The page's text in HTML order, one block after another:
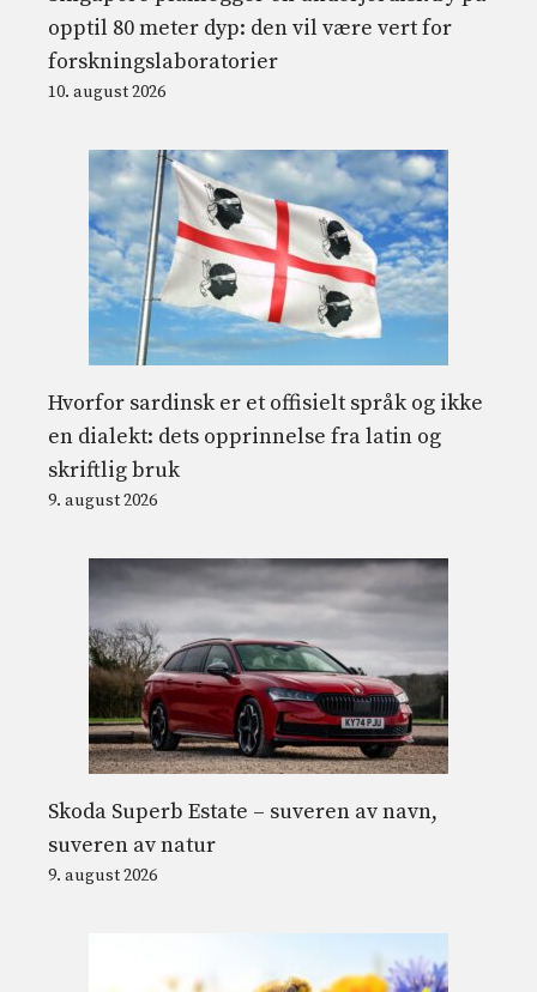
opptil 80 meter dyp: den vil være vert for
forskningslaboratorier
10. august 2026
Hvorfor sardinsk er et offisielt språk og ikke
en dialekt: dets opprinnelse fra latin og
skriftlig bruk
9. august 2026
Skoda Superb Estate – suveren av navn,
suveren av natur
9. august 2026